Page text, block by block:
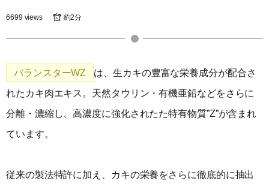
6699 views 約2分
バランスターWZ
は、生カキの豊富な栄養成分が配合さ
れたカキ肉エキス。天然タウリン・有機亜鉛などをさらに
分離・濃縮し、高濃度に強化されたた特有物質”Z”が含まれ
ています。
従来の製法特許に加え、カキの栄養をさらに徹底的に抽出